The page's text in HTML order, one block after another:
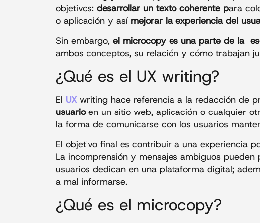
objetivos: desarrollar un texto coherente para
o aplicación y así mejorar la experiencia del
Sin embargo, el microcopy es una parte de la
ambos conceptos, su relación y cómo trabajan
¿Qué es el UX writing?
El UXwriting hace referencia a la redacción de
usuario en un sitio web, aplicación o cualquier
la forma de comunicarse con los usuarios
El objetivo final es contribuir a una experiencia
La incomprensión y mensajes ambiguos
usuarios dedican en una plataforma digital;
a mal informarse.
¿Qué es el microcopy?